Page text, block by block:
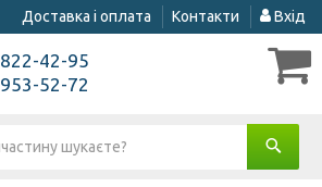
Доставка і оплата Контакти Вхід
822-42-95
953-52-72